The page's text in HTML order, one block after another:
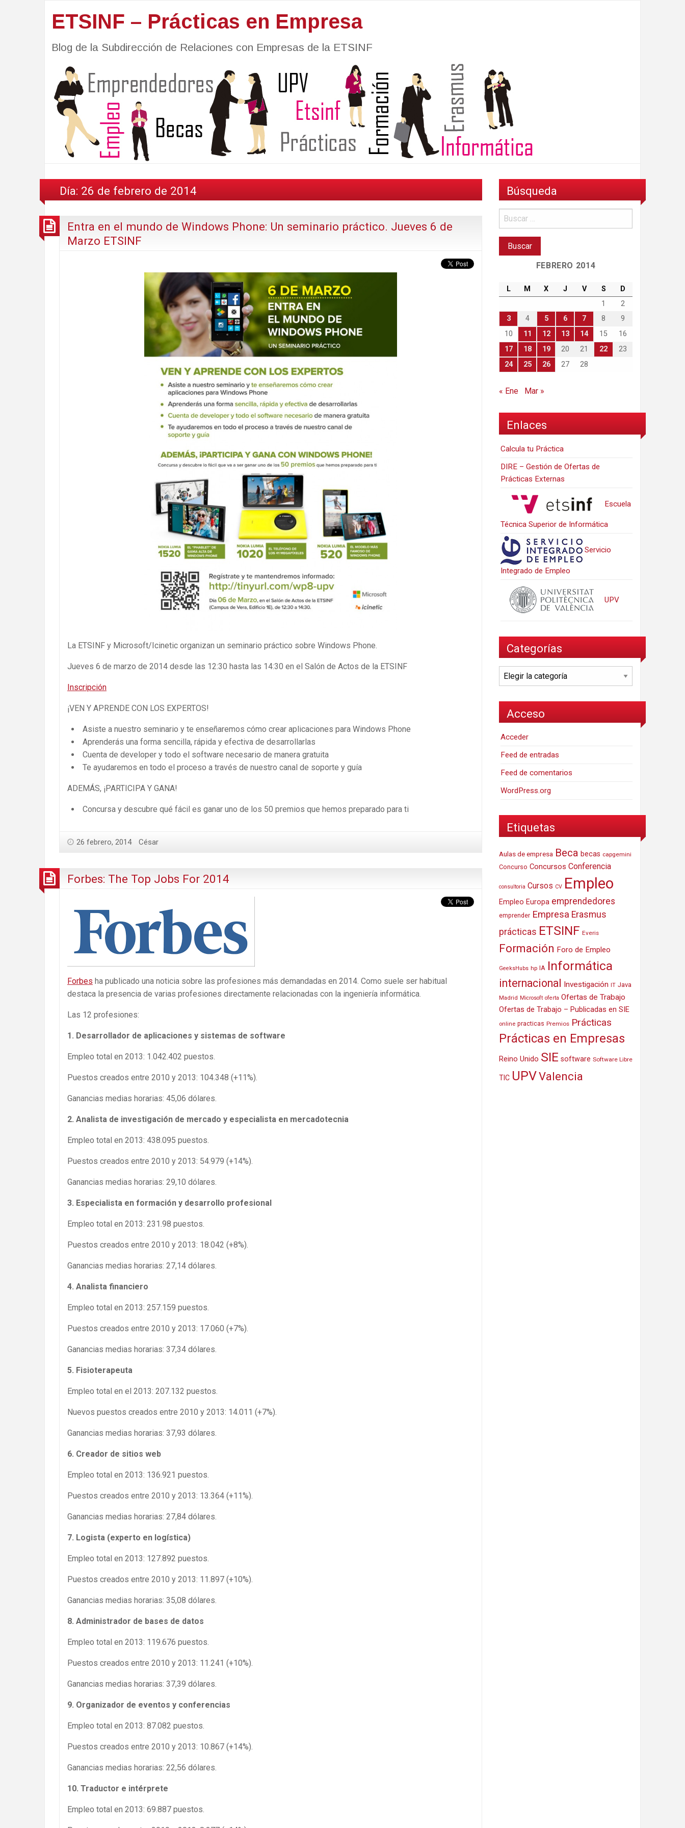
ETSINF – Prácticas en Empresa
Blog de la Subdirección de Relaciones con Empresas de la ETSINF
Día: 26 de febrero de 2014
Entra en el mundo de Windows Phone: Un seminario práctico. Jueves 6 de
Marzo ETSINF
La ETSINF y Microsoft/Icinetic organizan un seminario práctico sobre Windows Phone.
Jueves 6 de marzo de 2014 desde las 12:30 hasta las 14:30 en el Salón de Actos de la ETSINF
Inscripción
¡VEN Y APRENDE CON LOS EXPERTOS!
Asiste a nuestro seminario y te enseñaremos cómo crear aplicaciones para Windows Phone
Aprenderás una forma sencilla, rápida y efectiva de desarrollarlas
Cuenta de developer y todo el software necesario de manera gratuita
Te ayudaremos en todo el proceso a través de nuestro canal de soporte y guía
ADEMÁS, ¡PARTICIPA Y GANA!
Concursa y descubre qué fácil es ganar uno de los 50 premios que hemos preparado para ti
26 febrero, 2014 César
Forbes: The Top Jobs For 2014
Forbes ha publicado una noticia sobre las profesiones más demandadas en 2014. Como suele ser habitual
destaca la presencia de varias profesiones directamente relacionadas con la ingeniería informática.
Las 12 profesiones:
1. Desarrollador de aplicaciones y sistemas de software
Empleo total en 2013: 1.042.402 puestos.
Puestos creados entre 2010 y 2013: 104.348 (+11%).
Ganancias medias horarias: 45,06 dólares.
2. Analista de investigación de mercado y especialista en mercadotecnia
Empleo total en 2013: 438.095 puestos.
Puestos creados entre 2010 y 2013: 54.979 (+14%).
Ganancias medias horarias: 29,10 dólares.
3. Especialista en formación y desarrollo profesional
Empleo total en 2013: 231.98 puestos.
Puestos creados entre 2010 y 2013: 18.042 (+8%).
Ganancias medias horarias: 27,14 dólares.
4. Analista financiero
Empleo total en 2013: 257.159 puestos.
Puestos creados entre 2010 y 2013: 17.060 (+7%).
Ganancias medias horarias: 37,34 dólares.
5. Fisioterapeuta
Empleo total en el 2013: 207.132 puestos.
Nuevos puestos creados entre 2010 y 2013: 14.011 (+7%).
Ganancias medias horarias: 37,93 dólares.
6. Creador de sitios web
Empleo total en 2013: 136.921 puestos.
Puestos creados entre 2010 y 2013: 13.364 (+11%).
Ganancias medias horarias: 27,84 dólares.
7. Logista (experto en logística)
Empleo total en 2013: 127.892 puestos.
Puestos creados entre 2010 y 2013: 11.897 (+10%).
Ganancias medias horarias: 35,08 dólares.
8. Administrador de bases de datos
Empleo total en 2013: 119.676 puestos.
Puestos creados entre 2010 y 2013: 11.241 (+10%).
Ganancias medias horarias: 37,39 dólares.
9. Organizador de eventos y conferencias
Empleo total en 2013: 87.082 puestos.
Puestos creados entre 2010 y 2013: 10.867 (+14%).
Ganancias medias horarias: 22,56 dólares.
10. Traductor e intérprete
Empleo total en 2013: 69.887 puestos.
Búsqueda
FEBRERO 2014
L M X J V S
D
1
2
3
4 5 6 7 8
9
10
11 12 13 14 15
16
17
18 19 20 21 22
23
24
25 26 27 28
« Ene Mar »
Enlaces
Calcula tu Práctica
DIRE – Gestión de Ofertas de
Prácticas Externas
Escuela
Técnica Superior de Informática
Servicio
Integrado de Empleo
UPV
Categorías
Categorías
Acceso
Acceder
Feed de entradas
Feed de comentarios
WordPress.org
Etiquetas
Aulas de empresa Beca becas capgemini
Concurso Concursos Conferencia
consultoria Cursos CV Empleo
Empleo Europa emprendedores
emprender Empresa Erasmus
prácticas ETSINF Everis
Formación Foro de Empleo
GeeksHubs hp IA Informática
internacional Investigación IT Java
Madrid Microsoft oferta Ofertas de Trabajo
Ofertas de Trabajo – Publicadas en SIE
online practicas Premios Prácticas
Prácticas en Empresas
Reino Unido SIE software Software Libre
TIC UPVValencia